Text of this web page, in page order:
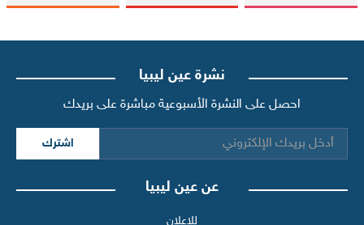
نشرة عين ليبيا
احصل على النشرة الأسبوعية مباشرة على بريدك
اشترك
عن عين ليبيا
للإعلان